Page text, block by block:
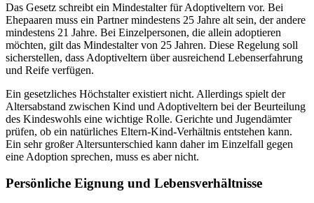
Das Gesetz schreibt ein Mindestalter für Adoptiveltern vor. Bei
Ehepaaren muss ein Partner mindestens 25 Jahre alt sein, der andere
mindestens 21 Jahre. Bei Einzelpersonen, die allein adoptieren
möchten, gilt das Mindestalter von 25 Jahren. Diese Regelung soll
sicherstellen, dass Adoptiveltern über ausreichend Lebenserfahrung
und Reife verfügen.
Ein gesetzliches Höchstalter existiert nicht. Allerdings spielt der
Altersabstand zwischen Kind und Adoptiveltern bei der Beurteilung
des Kindeswohls eine wichtige Rolle. Gerichte und Jugendämter
prüfen, ob ein natürliches Eltern-Kind-Verhältnis entstehen kann.
Ein sehr großer Altersunterschied kann daher im Einzelfall gegen
eine Adoption sprechen, muss es aber nicht.
Persönliche Eignung und Lebensverhältnisse